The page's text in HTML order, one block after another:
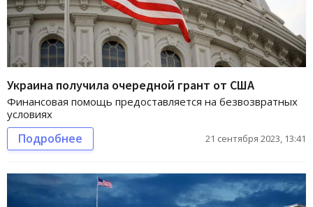
Украина получила очередной грант от США
Финансовая помощь предоставляется на безвозвратных
условиях
Подробнее 21 сентября 2023, 13:41